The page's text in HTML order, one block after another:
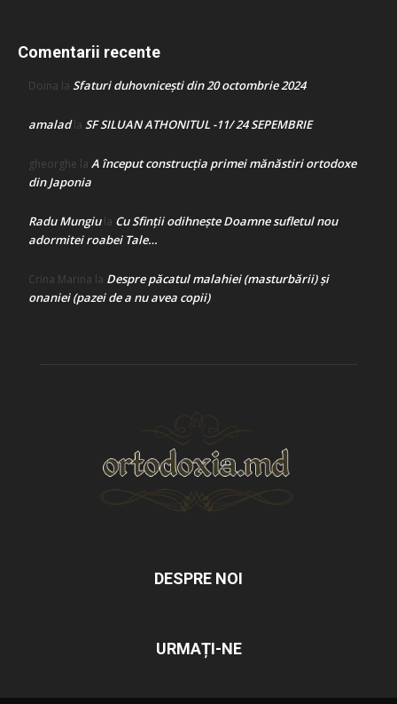
Comentarii recente
Doina la Sfaturi duhovnicești din 20 octombrie 2024
amaladla SF SILUAN ATHONITUL -11/ 24 SEPEMBRIE
gheorghe la A început construcţia primei mănăstiri ortodoxe
din Japonia
Radu Mungiula Cu Sfinții odihnește Doamne sufletul nou
adormitei roabei Tale…
Crina Marina la Despre păcatul malahiei (masturbării) şi
onaniei (pazei de a nu avea copii)
DESPRE NOI
URMAȚI-NE